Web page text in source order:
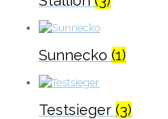
Sunnecko (1)
Testsieger (3)